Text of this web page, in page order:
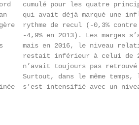
cumulé pour les quatre
qui avait déjà marqué une
rythme de recul (-0,3% contre -
en 2013). Les marges
mais en 2016, le niveau
restait inférieur à celui de
n’avait toujours pas retrouvé
dans le même temps,
s’est intensifié avec un